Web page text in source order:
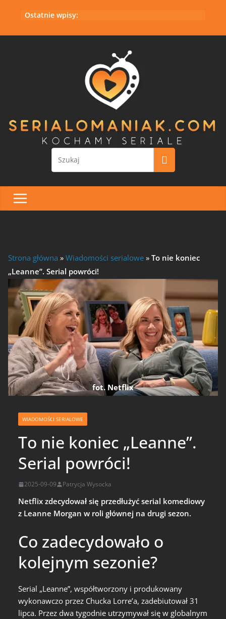
Ostatnie wpisy:
Strona główna » Wiadomości serialowe » To nie koniec
„Leanne”. Serial powróci!
fot. Netflix
WIADOMOŚCI SERIALOWE
To nie koniec „Leanne”.
Serial powróci!
2025-09-09 Patrycja Wysocka
Netflix zdecydował się przedłużyć serial komediowy
z Leanne Morgan w roli głównej na drugi sezon.
Co zadecydowało o
kolejnym sezonie?
Serial „Leanne”, współtworzony i produkowany
wykonawczo przez Chucka Lorre’a, zadebiutował 31
lipca. Przez dwa tygodnie utrzymywał się w globalnym